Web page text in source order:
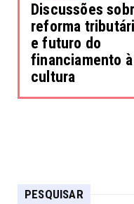
Discussões
reforma
e futuro do
financiamento à
cultura
PESQUISAR